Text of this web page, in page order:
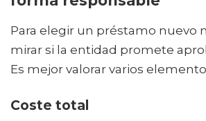
Para elegir un préstamo nuevo
mirar si la entidad promete
Es mejor valorar varios
Coste total